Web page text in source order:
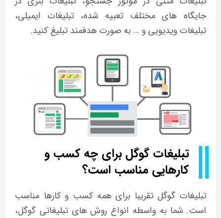
جایگاه های مختلف تعبیه شده، تبلیغات ایمیلی،
تبلیغات ویدیویی و … به صورت هدفمند تبلیغ کنید.
تبلیغات گوگل برای چه کسب و
کارهایی مناسب است؟
تبلیغات گوگل تقریبا برای همه کسب و کارها مناسب
است. شما به واسطه انواع روش های تبلیغاتی گوگل،